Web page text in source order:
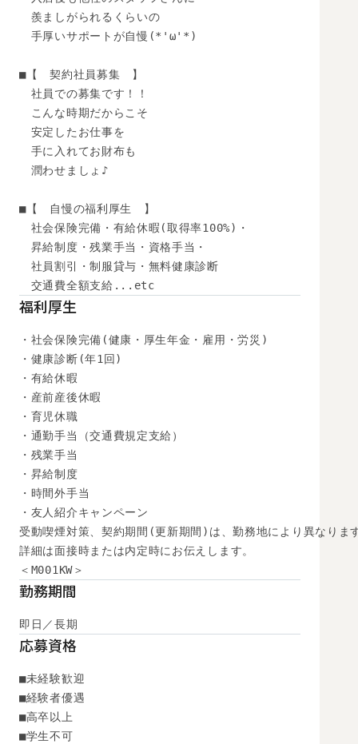
羨ましがられるくらいの
手厚いサポートが自慢(*'ω'*)
■【　契約社員募集　】
社員での募集です！！
こんな時期だからこそ
安定したお仕事を
手に入れてお財布も
潤わせましょ♪
■【　自慢の福利厚生　】
社会保険完備・有給休暇(取得率100%)・
昇給制度・残業手当・資格手当・
社員割引・制服貸与・無料健康診断
福利厚生
・社会保険完備(健康・厚生年金・雇用・労災)
・健康診断(年1回)
・有給休暇
・産前産後休暇
・育児休職
・通勤手当（交通費規定支給）
・残業手当
・昇給制度
・時間外手当
・友人紹介キャンペーン
受動喫煙対策、契約期間(更新期間)は、勤務地により異なりま
詳細は面接時または内定時にお伝えします。
＜M001KW＞
勤務期間
即日／長期
応募資格
■未経験歓迎
■経験者優遇
■高卒以上
■学生不可